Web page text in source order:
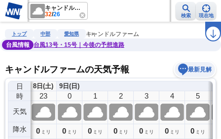
キャンドルファーム
32/26 検索 現在地
雨雲レーダー 台風情報 地震情報 警報・注意報 ラ
トップ 中部 愛知県
キャンドルファーム
台風情報
台風13号・15号｜今後の予想進路
キャンドルファームの天気予報 最新見解
日
時
天気
降水
8日(土)
22
0ミリ
23
0 ミリ
9日(日)
0
0 ミリ
1
0 ミリ
2
0 ミリ
3
0 ミリ
4
0 ミリ
5
0 ミリ